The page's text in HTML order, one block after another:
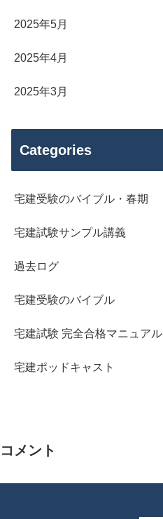
2025年5月
2025年4月
2025年3月
Categories
宅建受験のバイブル・春期
宅建試験サンプル講義
過去ログ
宅建受験のバイブル
宅建試験 完全合格マニュアル
宅建ポッドキャスト
コメント